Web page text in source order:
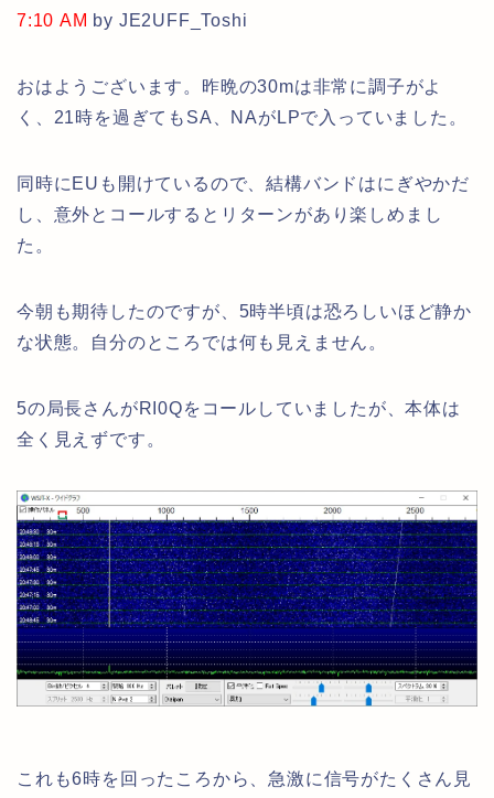
7:10 AM by JE2UFF_Toshi
おはようございます。昨晩の30mは非常に調子がよ
く、21時を過ぎてもSA、NAがLPで入っていました。
同時にEUも開けているので、結構バンドはにぎやかだ
し、意外とコールするとリターンがあり楽しめまし
た。
今朝も期待したのですが、5時半頃は恐ろしいほど静か
な状態。自分のところでは何も見えません。
5の局長さんがRI0Qをコールしていましたが、本体は
全く見えずです。
これも6時を回ったころから、急激に信号がたくさん見